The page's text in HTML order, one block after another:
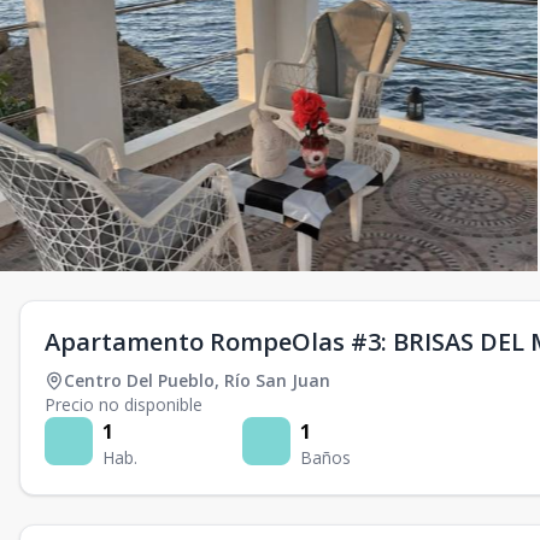
Apartamento RompeOlas #3: BRISAS DEL
Centro Del Pueblo, Río San Juan
Precio no disponible
1
Hab.
1
Baños